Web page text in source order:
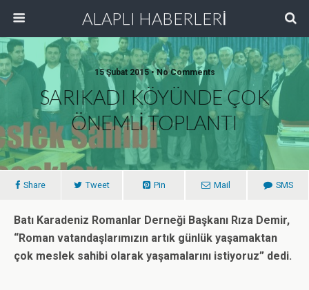
ALAPLI HABERLERİ
15 Şubat 2015 • No Comments
SARIKADI KÖYÜNDE ÇOK
ÖNEMLİ TOPLANTI
Share Tweet Pin Mail SMS
Batı Karadeniz Romanlar Derneği Başkanı Rıza Demir,
“Roman vatandaşlarımızın artık günlük yaşamaktan
çok meslek sahibi olarak yaşamalarını istiyoruz” dedi.